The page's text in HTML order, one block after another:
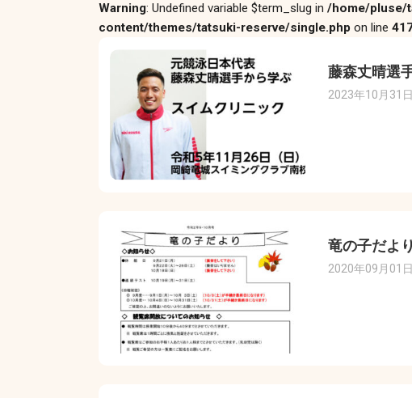
Warning: Undefined variable $term_slug in /home/pluse/
content/themes/tatsuki-reserve/single.php on line
藤森丈晴選
2023年10月31日
竜の子だよ
2020年09月01日